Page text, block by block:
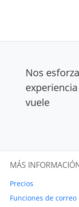
Nos
vuele
MÁS
Precios
Funciones de